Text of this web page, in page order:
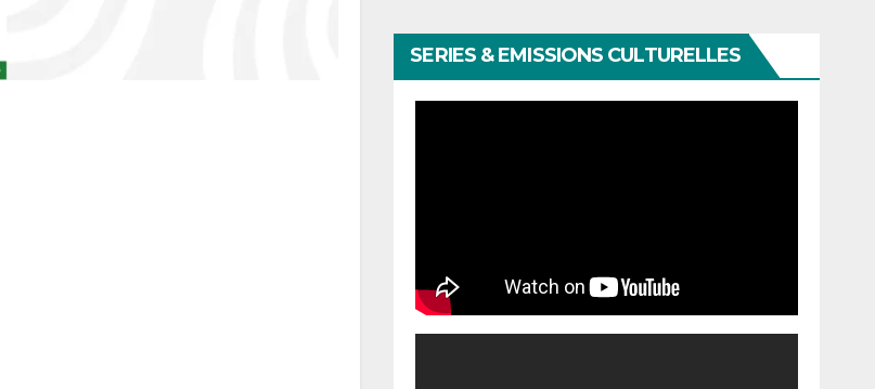
SERIES & EMISSIONS CULTURELLES